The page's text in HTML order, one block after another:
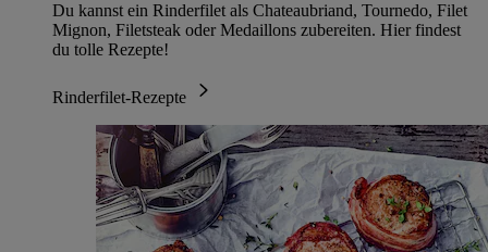
Du kannst ein Rinderfilet als Chateaubriand, Tournedo, Filet
Mignon, Filetsteak oder Medaillons zubereiten. Hier findest
du tolle Rezepte!
Rinderfilet-Rezepte